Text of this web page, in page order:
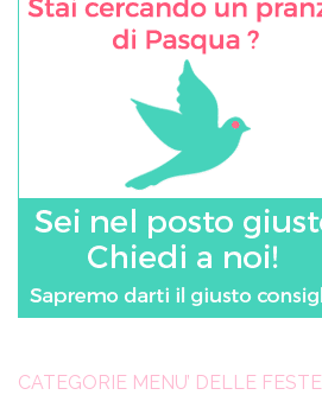
CATEGORIE MENU’ DELLE FESTE